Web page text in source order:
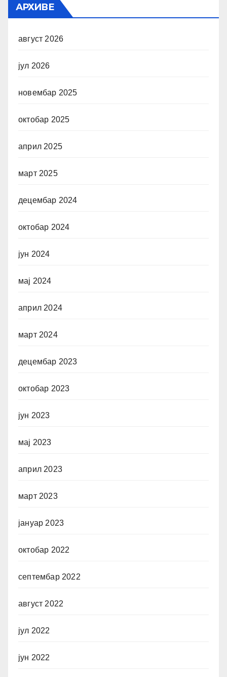
АРХИВЕ
август 2026
јул 2026
новембар 2025
октобар 2025
април 2025
март 2025
децембар 2024
октобар 2024
јун 2024
мај 2024
април 2024
март 2024
децембар 2023
октобар 2023
јун 2023
мај 2023
април 2023
март 2023
јануар 2023
октобар 2022
септембар 2022
август 2022
јул 2022
јун 2022